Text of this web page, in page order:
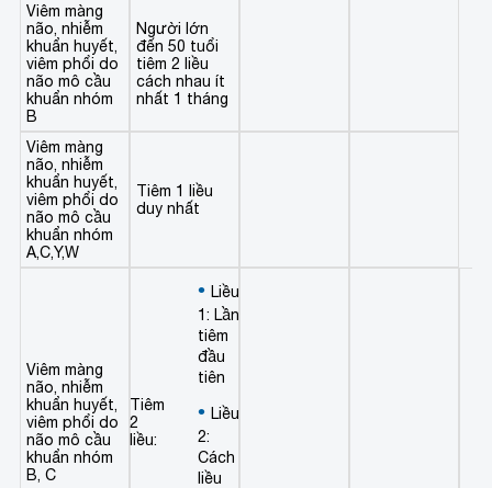
Viêm màng
não, nhiễm
khuẩn huyết,
viêm phổi do
não mô cầu
khuẩn nhóm
B
Người lớn
đến 50 tuổi
tiêm 2 liều
cách nhau ít
nhất 1 tháng
Viêm màng
não, nhiễm
khuẩn huyết,
viêm phổi do
não mô cầu
khuẩn nhóm
A,C,Y,W
Tiêm 1 liều
duy nhất
Viêm màng
não, nhiễm
khuẩn huyết,
viêm phổi do
não mô cầu
khuẩn nhóm
B, C
Tiêm
2
liều:
Liều
1: Lần
tiêm
đầu
tiên
Liều
2:
Cách
liều